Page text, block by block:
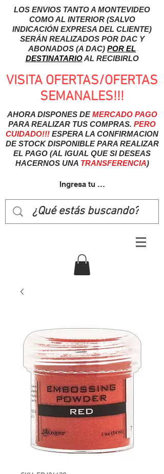
LOS ENVIOS TANTO A MONTEVIDEO
COMO AL INTERIOR (SALVO
INDICACIÓN EXPRESA DEL CLIENTE)
SERÁN REALIZADOS POR DAC Y
ABONADOS (A DAC) POR EL
DESTINATARIOAL RECIBIRLO
VISITA OFERTAS/OFERTAS
SEMANALES!!!
AHORA DISPONES DEMERCADO PAGO
PARA REALIZAR TUS COMPRAS. PERO
CUIDADO!!! ESPERA LA CONFIRMACION
DE STOCK DISPONIBLE PARA REALIZAR
EL PAGO (AL IGUAL QUE SI DESEAS
HACERNOS UNA TRANSFERENCIA)
Ingresa tu usuairo